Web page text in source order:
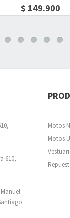
$ 149.900
610,
Manuel
Motos
Motos